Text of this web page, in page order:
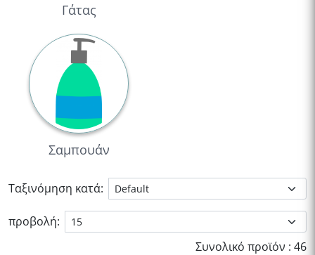
Γάτας
Σαμπουάν
Ταξινόμηση κατά:
προβολή:
Συνολικό προϊόν : 46